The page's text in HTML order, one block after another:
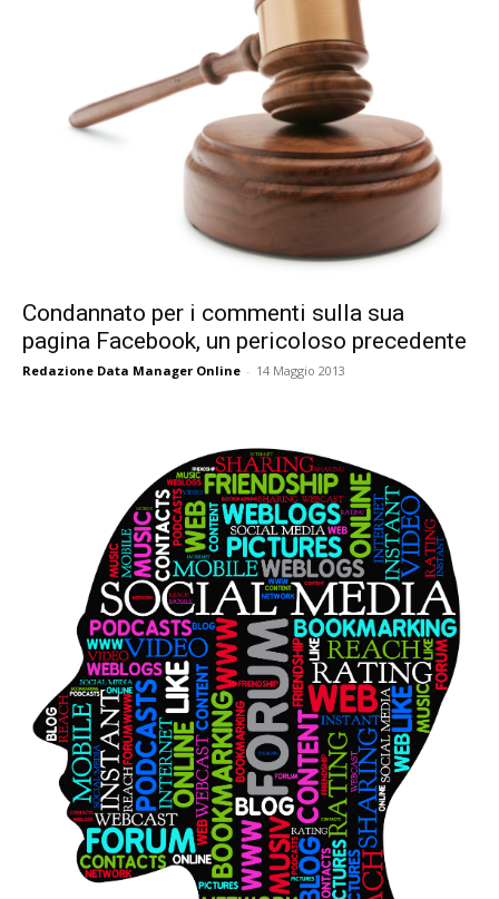
Condannato per i commenti sulla sua
pagina Facebook, un pericoloso precedente
Redazione Data Manager Online - 14 Maggio 2013